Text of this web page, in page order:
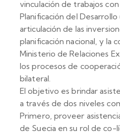
vinculación de trabajos
Planificación del Desarrollo
articulación de las
planificación nacional, y la
Ministerio de Relaciones
los procesos de
bilateral.
El objetivo es brindar
a través de dos niveles
Primero, proveer
de Suecia en su rol de co-